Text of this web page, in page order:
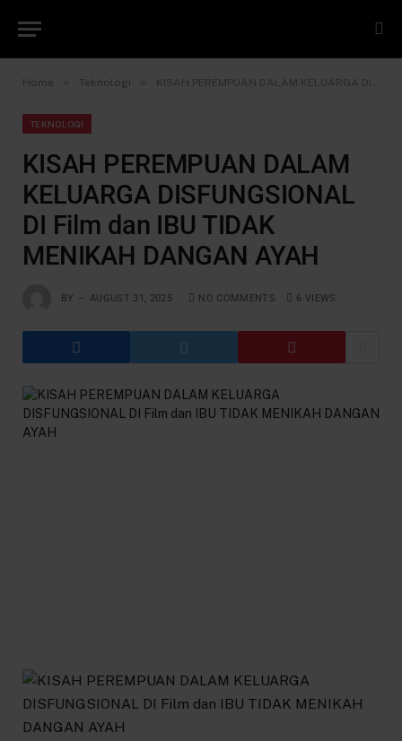
Home Teknologi KISAH PEREMPUAN DALAM KELUARGA DISFUNGSIONAL DI Film dan IBU TIDAK MENIKAH DANGAN AYAH
TEKNOLOGI
KISAH PEREMPUAN DALAM
KELUARGA DISFUNGSIONAL
DI Film dan IBU TIDAK
MENIKAH DANGAN AYAH
BY AUGUST 31, 2025 NO COMMENTS 6 VIEWS